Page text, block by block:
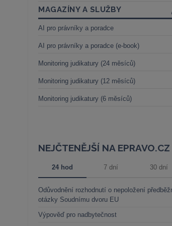
MAGAZÍNY A SLUŽBY
AI pro právníky a poradce
AI pro právníky a poradce (e-book)
Monitoring judikatury (24 měsíců)
Monitoring judikatury (12 měsíců)
Monitoring judikatury (6 měsíců)
NEJČTENĚJŠÍ NA EPRAVO.CZ
24 hod 7 dní 30 dní
Odůvodnění rozhodnutí o nepoložení
otázky Soudnímu dvoru EU
Výpověď pro nadbytečnost